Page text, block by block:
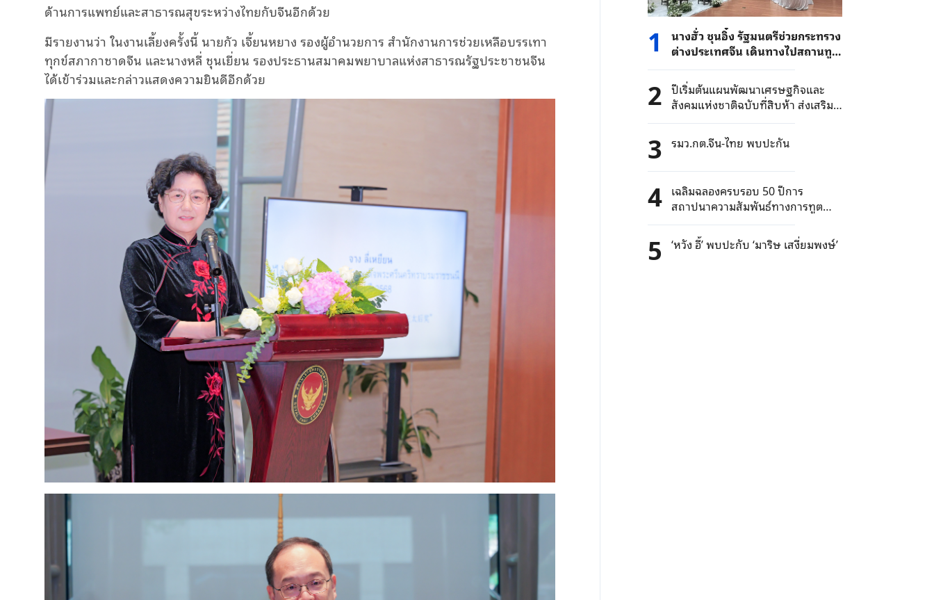
ด้านการแพทย์และสาธารณสุขระหว่างไทยกับจีนอีกด้วย
มีรายงานว่า ในงานเลี้ยงครั้งนี้ นายกัว เจี้ยนหยาง รองผู้อํานวยการ สำนักงานการช่วยเหลือบรรเทา
ทุกข์สภากาชาดจีน และนางหลี่ ชุนเยี่ยน รองประธานสมาคมพยาบาลแห่งสาธารณรัฐประชาชนจีน
ได้เข้าร่วมและกล่าวแสดงความยินดีอีกด้วย
1
นางฮั่ว ชุนอิ๋ง รัฐมนตรีช่วยกระทรวง
ต่างประเทศจีน เดินทางไปสถานทูต
ไทยกรุงปักกิ่ง ถวายความอาลัยเจ้า
ฟ้าพัชรกิติยาภาฯ
2 ปีเริ่มต้นแผนพัฒนาเศรษฐกิจและ
สังคมแห่งชาติฉบับที่สิบห้า ส่งเสริม
การสร้างประชาคมเพื่ออนาคต
สุขภาพมนุษยชาติจีน-ไทย
3 รมว.กต.จีน-ไทย พบปะกัน
4 เฉลิมฉลองครบรอบ 50 ปีการ
สถาปนาความสัมพันธ์ทางการทูต
ไทย-จีน สร้างประชาคมสุขภาพเพื่อ
มนุษยชาติร่วมกัน
5 ‘หวัง อี้’ พบปะกับ ‘มาริษ เสงี่ยมพงษ์’